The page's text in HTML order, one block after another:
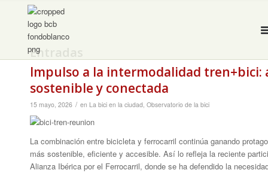
Entradas
Impulso a la intermodalidad tren+bici:
sostenible y conectada
15 mayo, 2026 / en La bici en la ciudad, Observatorio de la bici
La combinación entre bicicleta y ferrocarril continúa ganando
más sostenible, eficiente y accesible. Así lo refleja la reciente
Alianza Ibérica por el Ferrocarril, donde se ha defendido la